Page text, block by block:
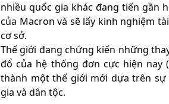
nhiều quốc gia khác đang tiến gần
của Macron và sẽ lấy kinh nghiệm
cơ sở.
Thế giới đang chứng kiến những
đổ của hệ thống đơn cực hiện nay
thành một thế giới mới dựa trên
gia và dân tộc.